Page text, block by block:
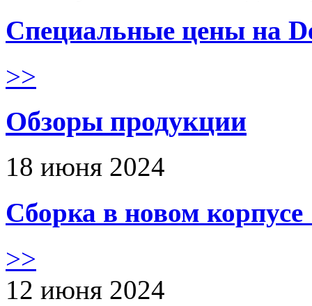
Специальные цены на
>>
Обзоры продукции
18 июня 2024
Сборка в новом
>>
12 июня 2024